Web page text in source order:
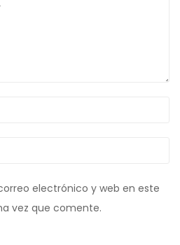
electrónico y web en este
vez que comente.